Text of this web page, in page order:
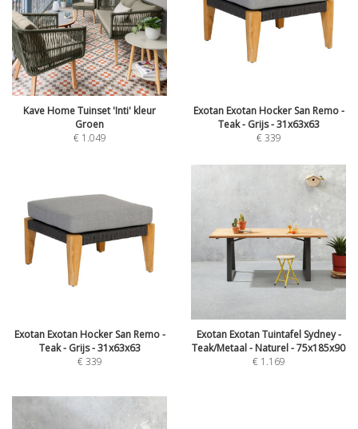
Kave Home Tuinset 'Inti' kleur
Groen
€ 1.049
Exotan Exotan Hocker San Remo -
Teak - Grijs - 31x63x63
€339
Exotan Exotan Hocker San Remo -
Teak - Grijs - 31x63x63
€339
Exotan Exotan Tuintafel Sydney -
Teak/Metaal - Naturel - 75x185x90
€ 1.169